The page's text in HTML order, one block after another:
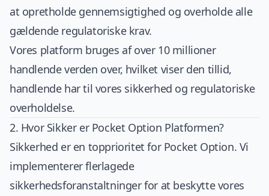
at opretholde gennemsigtighed og overholde alle
gældende regulatoriske krav.
Vores platform bruges af over 10 millioner
handlende verden over, hvilket viser den tillid,
handlende har til vores sikkerhed og regulatoriske
overholdelse.
2. Hvor Sikker er Pocket Option Platformen?
Sikkerhed er en topprioritet for Pocket Option. Vi
implementerer flerlagede
sikkerhedsforanstaltninger for at beskytte vores